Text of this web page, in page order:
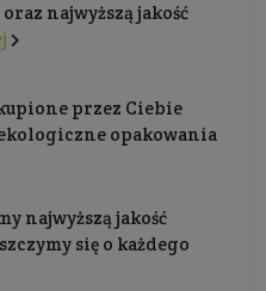
najwyższą jakość
przez Ciebie
opakowania
najwyższą jakość
się o każdego